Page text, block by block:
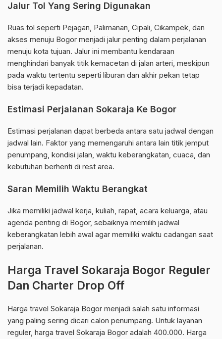
Jalur Tol Yang Sering Digunakan
Ruas tol seperti Pejagan, Palimanan, Cipali, Cikampek, dan
akses menuju Bogor menjadi jalur penting dalam perjalanan
menuju kota tujuan. Jalur ini membantu kendaraan
menghindari banyak titik kemacetan di jalan arteri, meskipun
pada waktu tertentu seperti liburan dan akhir pekan tetap
bisa terjadi kepadatan.
Estimasi Perjalanan Sokaraja Ke Bogor
Estimasi perjalanan dapat berbeda antara satu jadwal dengan
jadwal lain. Faktor yang memengaruhi antara lain titik jemput
penumpang, kondisi jalan, waktu keberangkatan, cuaca, dan
kebutuhan berhenti di rest area.
Saran Memilih Waktu Berangkat
Jika memiliki jadwal kerja, kuliah, rapat, acara keluarga, atau
agenda penting di Bogor, sebaiknya memilih jadwal
keberangkatan lebih awal agar memiliki waktu cadangan saat
perjalanan.
Harga Travel Sokaraja Bogor Reguler
Dan Charter Drop Off
Harga travel Sokaraja Bogor menjadi salah satu informasi
yang paling sering dicari calon penumpang. Untuk layanan
reguler, harga travel Sokaraja Bogor adalah 400.000. Harga